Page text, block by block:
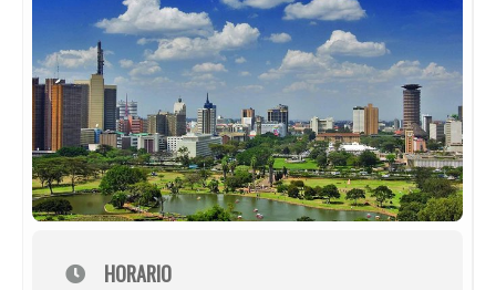
HORARIO